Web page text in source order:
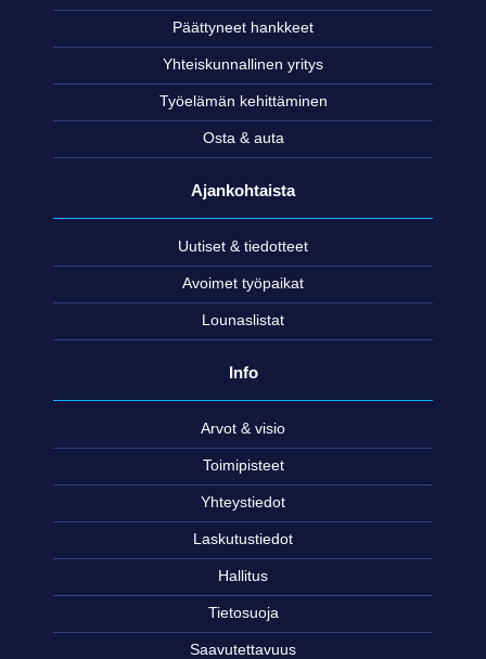
Päättyneet hankkeet
Yhteiskunnallinen yritys
Työelämän kehittäminen
Osta & auta
Ajankohtaista
Uutiset & tiedotteet
Avoimet työpaikat
Lounaslistat
Info
Arvot & visio
Toimipisteet
Yhteystiedot
Laskutustiedot
Hallitus
Tietosuoja
Saavutettavuus